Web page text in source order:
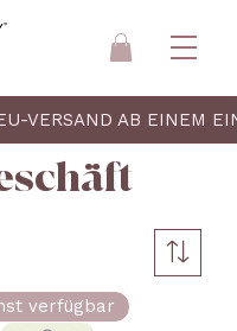
VERSAND AB EINEM
verfügbar